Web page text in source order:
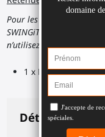
Pour les supports fixés,
SWINGiT Golf Club, la
n’utilisez pas l’extension
1 x Retenue
Détails du